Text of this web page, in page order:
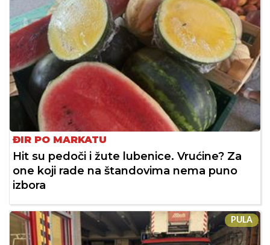
ĐIR PO MARKATU
Hit su pedoči i žute lubenice. Vrućine? Za
one koji rade na štandovima nema puno
izbora
PULA